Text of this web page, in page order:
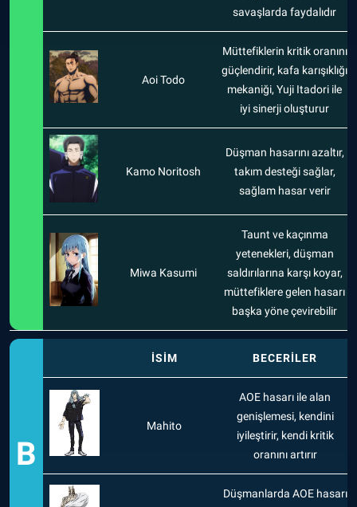
savaşlarda faydalıdır
Aoi Todo
Müttefiklerin kritik oranını
güçlendirir, kafa karışıklığı
mekaniği, Yuji Itadori ile
iyi sinerji oluşturur
Kamo Noritosh
Düşman hasarını azaltır,
takım desteği sağlar,
sağlam hasar verir
Miwa Kasumi
Taunt ve kaçınma
yetenekleri, düşman
saldırılarına karşı koyar,
müttefiklere gelen hasarı
başka yöne çevirebilir
B
İSİM BECERİLER
Mahito
AOE hasarı ile alan
genişlemesi, kendini
iyileştirir, kendi kritik
oranını artırır
Düşmanlarda AOE hasarı